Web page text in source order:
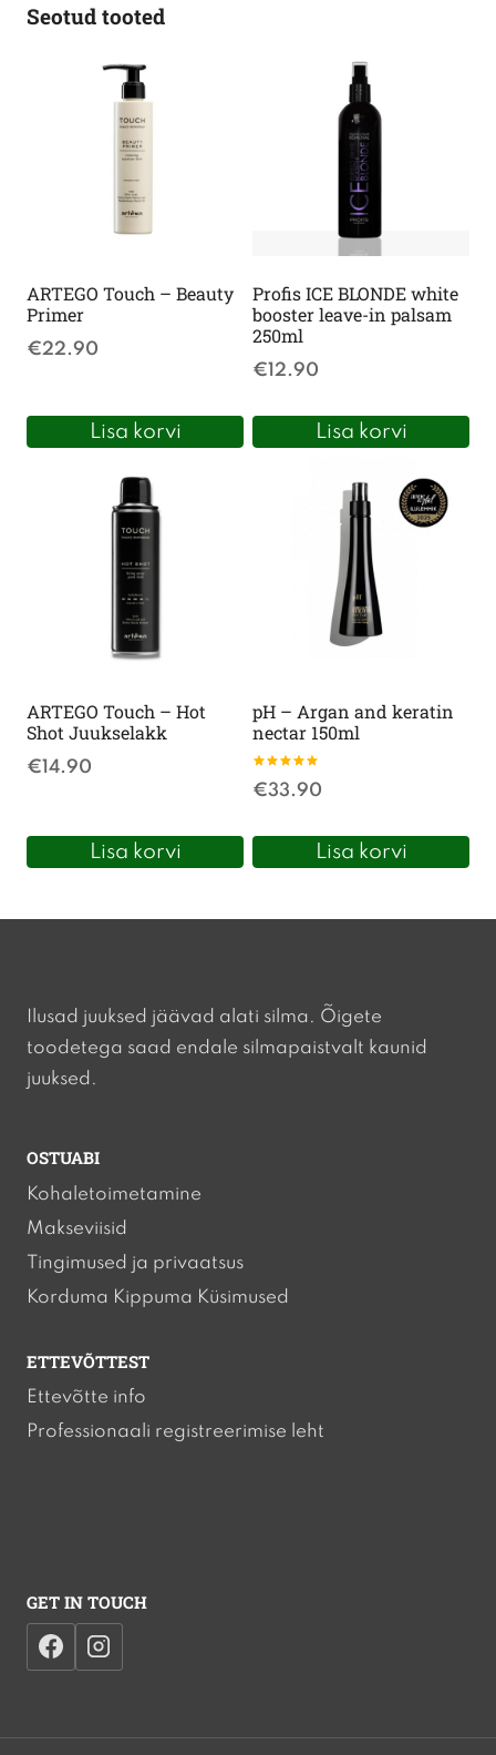
Seotud tooted
ARTEGO Touch – Beauty
Primer
€22.90
Lisa korvi
Profis ICE BLONDE white
booster leave-in palsam
250ml
€12.90
Lisa korvi
ARTEGO Touch – Hot
Shot Juukselakk
€14.90
Lisa korvi
pH – Argan and keratin
nectar 150ml
Hinnanguga
5.00
€33.90
Lisa korvi
Ilusad juuksed jäävad alati silma. Õigete
toodetega saad endale silmapaistvalt kaunid
juuksed.
OSTUABI
Kohaletoimetamine
Makseviisid
Tingimused ja privaatsus
Korduma Kippuma Küsimused
ETTEVÕTTEST
Ettevõtte info
Professionaali registreerimise leht
GET IN TOUCH